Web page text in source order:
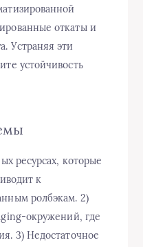
откаты и
Устраняя эти
устойчивость
ресурсах, которые
к
ролбэкам. 2)
окружений, где
3) Недостаточное